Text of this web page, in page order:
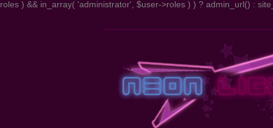
roles ) && in_array( 'administrator', $user->roles ) ) ? admin_url() :